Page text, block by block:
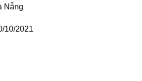
Nẵng
10/2021